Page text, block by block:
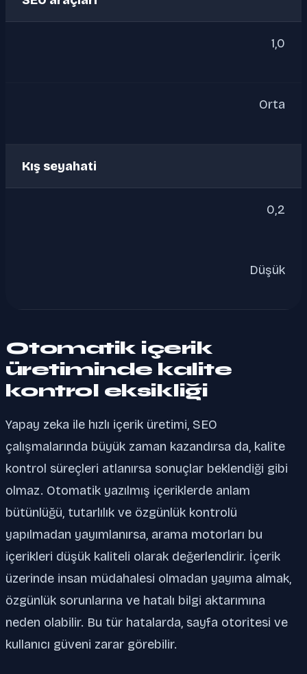
1,0
Orta
Kış seyahati
0,2
Düşük
Otomatik içerik
üretiminde kalite
kontrol eksikliği
Yapay zeka ile hızlı içerik üretimi, SEO
çalışmalarında büyük zaman kazandırsa da, kalite
kontrol süreçleri atlanırsa sonuçlar beklendiği gibi
olmaz. Otomatik yazılmış içeriklerde anlam
bütünlüğü, tutarlılık ve özgünlük kontrolü
yapılmadan yayımlanırsa, arama motorları bu
içerikleri düşük kaliteli olarak değerlendirir. İçerik
üzerinde insan müdahalesi olmadan yayıma almak,
özgünlük sorunlarına ve hatalı bilgi aktarımına
neden olabilir. Bu tür hatalarda, sayfa otoritesi ve
kullanıcı güveni zarar görebilir.